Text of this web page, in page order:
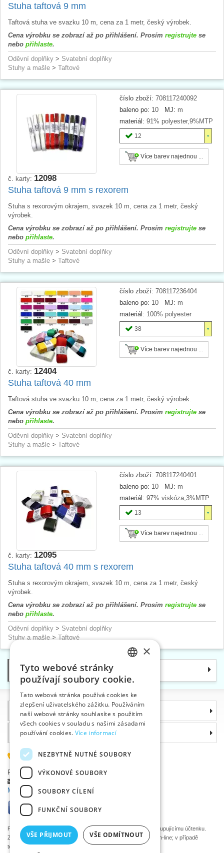
Stuha taftová 9 mm
Taftová stuha ve svazku 10 m, cena za 1 metr, český výrobek.
Cena výrobku se zobrazí až po přihlášení. Prosím registrujte se
nebo přihlaste.
Oděvní doplňky > Svatební doplňky
Stuhy a mašle > Taftové
číslo zboží: 708117240092
baleno po: 10 MJ: m
materiál: 91% polyester,9%MTP
12
Více barev najednou ...
č. karty: 12098
Stuha taftová 9 mm s rexorem
Stuha s rexorovým okrajem, svazek 10 m, cena za 1 metr, český
výrobek.
Cena výrobku se zobrazí až po přihlášení. Prosím registrujte se
nebo přihlaste.
Oděvní doplňky > Svatební doplňky
Stuhy a mašle > Taftové
číslo zboží: 708117236404
baleno po: 10 MJ: m
materiál: 100% polyester
38
Více barev najednou ...
č. karty: 12404
Stuha taftová 40 mm
Taftová stuha ve svazku 10 m, cena za 1 metr, český výrobek.
Cena výrobku se zobrazí až po přihlášení. Prosím registrujte se
nebo přihlaste.
Oděvní doplňky > Svatební doplňky
Stuhy a mašle > Taftové
číslo zboží: 708117240401
baleno po: 10 MJ: m
materiál: 97% viskóza,3%MTP
13
Více barev najednou ...
č. karty: 12095
Stuha taftová 40 mm s rexorem
Stuha s rexorovým okrajem, svazek 10 m, cena za 1 metr, český
výrobek.
Cena výrobku se zobrazí až po přihlášení. Prosím registrujte se
nebo přihlaste.
Oděvní doplňky > Svatební doplňky
Stuhy a mašle > Taftové
Kategorie
Informace
Proč si zvolit právě nás
585 051 217
Plzeňská 868, 783 91 Uničov, Česká republika
Položit dotaz
Máte problémy s přihlášením ?
Podle zákona o evidenci tržeb je prodávající povinen vystavit kupujícímu účtenku.
Zároveň je povinen zaevidovat přijatou tržbu u správce daně on-line; v případě
technického výpadku pak nejpozději do 48 hodin.
ENGLISH
GERMAN
×
Tyto webové stránky
používají soubory cookie.
Tato webová stránka používá cookies ke
zlepšení uživatelského zážitku. Používáním
naší webové stránky souhlasíte s použitím
všech cookies v souladu s našimi zásadami
používání cookies. Více informací
NEZBYTNĚ NUTNÉ SOUBORY
VÝKONOVÉ SOUBORY
SOUBORY CÍLENÍ
FUNKČNÍ SOUBORY
VŠE PŘIJMOUT VŠE ODMÍTNOUT